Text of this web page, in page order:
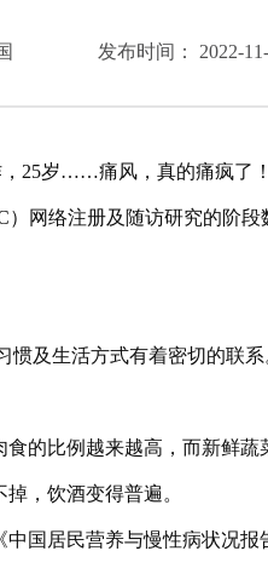
发布时间： 2022-
25岁……痛风，真的痛疯了
网络注册及随访研究的阶
惯及生活方式有着密切的联
的比例越来越高，而新鲜蔬
，饮酒变得普遍。
国居民营养与慢性病状况